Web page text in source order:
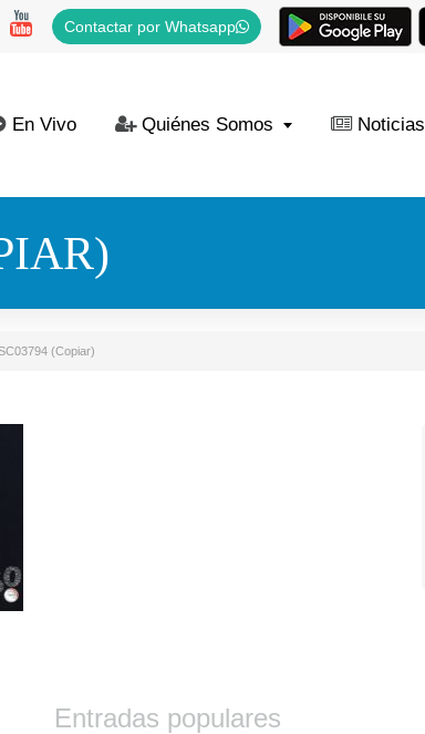
Contactar por Whatsapp
En Vivo Quiénes Somos Noticias
(Copiar)
Entradas populares